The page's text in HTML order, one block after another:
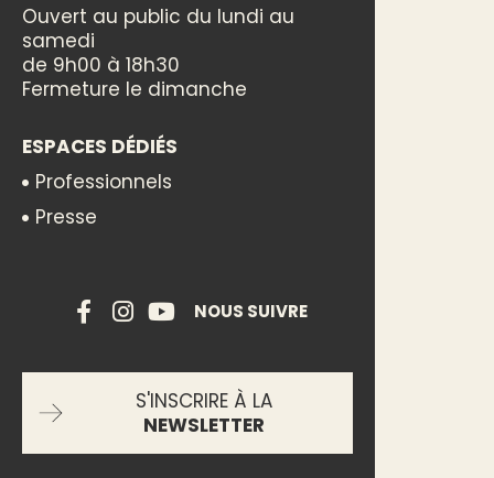
Ouvert au public du lundi au
samedi
de 9h00 à 18h30
Fermeture le dimanche
ESPACES DÉDIÉS
Professionnels
Presse
NOUS SUIVRE
S'INSCRIRE À LA
NEWSLETTER